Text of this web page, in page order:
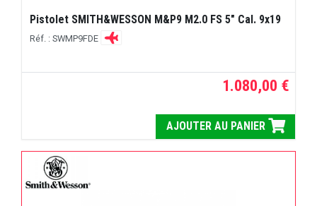
Pistolet SMITH&WESSON M&P9 M2.0 FS 5" Cal. 9x19
Réf. : SWMP9FDE
1.080,00 €
AJOUTER AU PANIER